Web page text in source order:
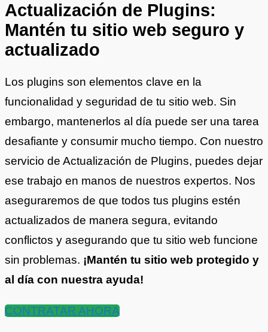
Actualización de Plugins:
Mantén tu sitio web seguro y
actualizado
Los plugins son elementos clave en la
funcionalidad y seguridad de tu sitio web. Sin
embargo, mantenerlos al día puede ser una tarea
desafiante y consumir mucho tiempo. Con nuestro
servicio de Actualización de Plugins, puedes dejar
ese trabajo en manos de nuestros expertos. Nos
aseguraremos de que todos tus plugins estén
actualizados de manera segura, evitando
conflictos y asegurando que tu sitio web funcione
sin problemas. ¡Mantén tu sitio web protegido y
al día con nuestra ayuda!
CONTRATAR AHORA